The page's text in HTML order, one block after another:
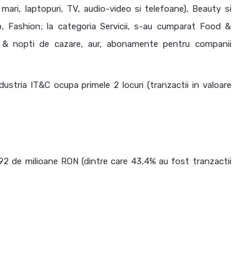
laptopuri, TV, audio-video si telefoane), Beauty si
Fashion; la categoria Servicii, s-au cumparat Food &
nopti de cazare, aur, abonamente pentru companii
IT&C ocupa primele 2 locuri (tranzactii in valoare
de milioane RON (dintre care 43,4% au fost tranzactii